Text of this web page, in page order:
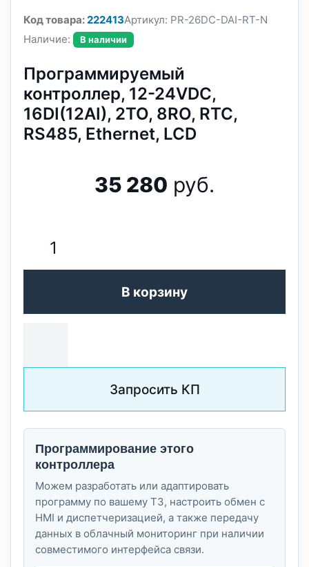
Код товара:222413Артикул: PR-26DC-DAI-RT-N
Наличие:
В наличии
Программируемый
контроллер, 12-24VDC,
16DI(12AI), 2TO, 8RO, RTC,
RS485, Ethernet, LCD
35 280 руб.
В корзину
Запросить КП
Программирование этого
контроллера
Можем разработать или адаптировать
программу по вашему ТЗ, настроить обмен с
HMI и диспетчеризацией, а также передачу
данных в облачный мониторинг при наличии
совместимого интерфейса связи.